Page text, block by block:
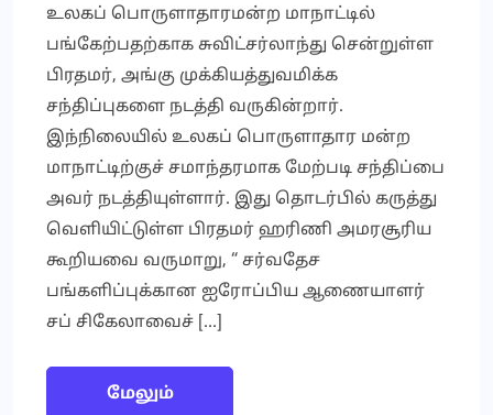
உலகப் பொருளாதாரமன்ற மாநாட்டில்
பங்கேற்பதற்காக சுவிட்சர்லாந்து சென்றுள்ள
பிரதமர், அங்கு முக்கியத்துவமிக்க
சந்திப்புகளை நடத்தி வருகின்றார்.
இந்நிலையில் உலகப் பொருளாதார மன்ற
மாநாட்டிற்குச் சமாந்தரமாக மேற்படி சந்திப்பை
அவர் நடத்தியுள்ளார். இது தொடர்பில் கருத்து
வெளியிட்டுள்ள பிரதமர் ஹரிணி அமரசூரிய
கூறியவை வருமாறு, “ சர்வதேச
பங்களிப்புக்கான ஐரோப்பிய ஆணையாளர்
சப் சிகேலாவைச் […]
மேலும்